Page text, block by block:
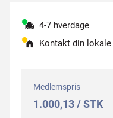
4-7 hverdage
Kontakt din lokale
Medlemspris
1.000,13 / STK